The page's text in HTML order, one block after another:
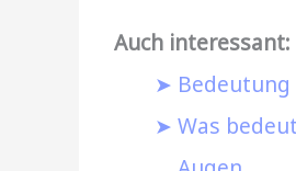
Auch interessant:
Was